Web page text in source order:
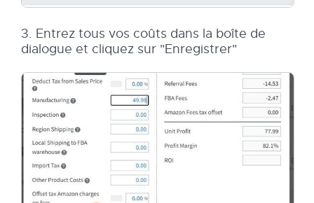
3. Entrez tous vos coûts dans la boîte de
dialogue et cliquez sur "Enregistrer"